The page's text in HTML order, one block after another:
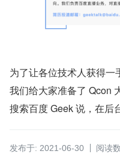
为了让各位技术人获得一
我们给大家准备了 Qcon
搜索百度 Geek 说，在后
发布于: 2021-06-30 阅读